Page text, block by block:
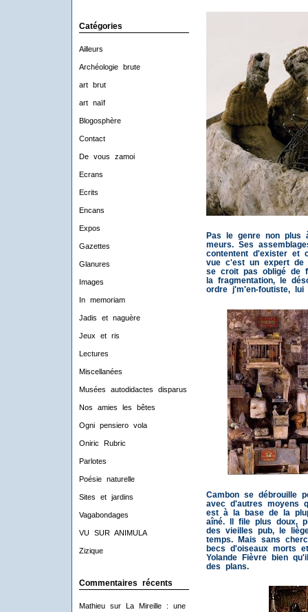
Catégories
Ailleurs
Archéologie brute
art brut
art naïf
Blogosphère
Contact
De vous zamoi
Ecrans
Ecrits
Encans
Expos
Gazettes
Glanures
Images
In memoriam
Jadis et naguère
Jeux et ris
Lectures
Miscellanées
Musées autodidactes disparus
Nos amies les bêtes
Ogni pensiero vola
Oniric Rubric
Parlotes
Poésie naturelle
Sites et jardins
Vagabondages
VU SUR ANIMULA
Zizique
Commentaires récents
Mathieusur
La Mireille : une
Pas le genre non plus
meurs. Ses
contentent d'exister et
vue c'est un expert de
se croit pas obligé de
la fragmentation, le
ordre j'm'en-foutiste, lui
Cambon se débrouille
avec d'autres moyens
est à la base de la
aîné. Il file plus doux,
des vieilles pub, le
temps. Mais sans
becs d'oiseaux morts
Yolande Fièvre bien
des plans.